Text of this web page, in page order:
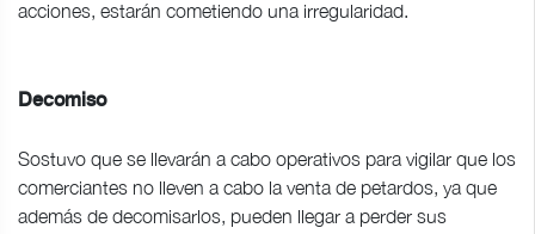
acciones, estarán cometiendo una irregularidad.
Decomiso
Sostuvo que se llevarán a cabo operativos para vigilar que los
comerciantes no lleven a cabo la venta de petardos, ya que
además de decomisarlos, pueden llegar a perder sus